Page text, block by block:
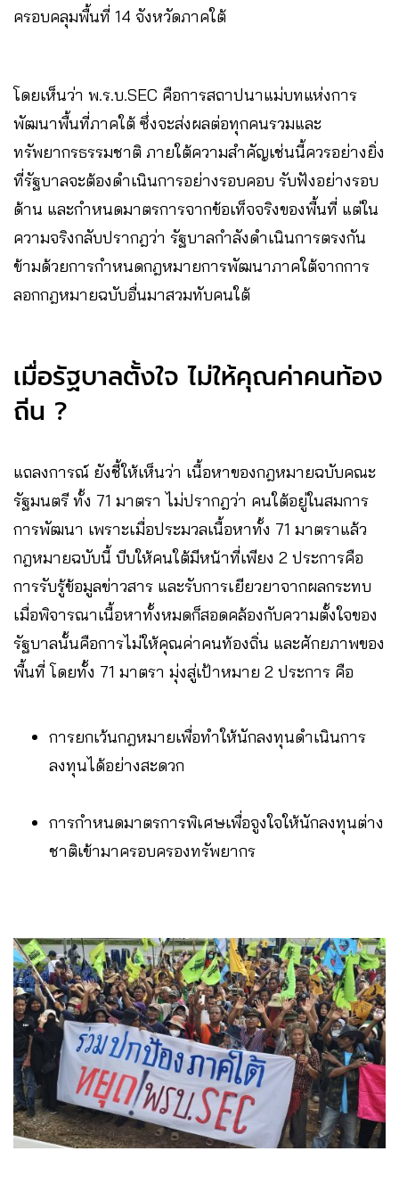
ครอบคลุมพื้นที่ 14 จังหวัดภาคใต้
โดยเห็นว่า พ.ร.บ.SEC คือการสถาปนาแม่บทแห่งการ
พัฒนาพื้นที่ภาคใต้ ซึ่งจะส่งผลต่อทุกคนรวมและ
ทรัพยากรธรรมชาติ ภายใต้ความสำคัญเช่นนี้ควรอย่างยิ่ง
ที่รัฐบาลจะต้องดำเนินการอย่างรอบคอบ รับฟังอย่างรอบ
ด้าน และกำหนดมาตรการจากข้อเท็จจริงของพื้นที่ แต่ใน
ความจริงกลับปรากฎว่า รัฐบาลกำลังดำเนินการตรงกัน
ข้ามด้วยการกำหนดกฎหมายการพัฒนาภาคใต้จากการ
ลอกกฎหมายฉบับอื่นมาสวมทับคนใต้
เมื่อรัฐบาลตั้งใจ ไม่ให้คุณค่าคนท้อง
ถิ่น ?
แถลงการณ์ ยังชี้ให้เห็นว่า เนื้อหาของกฎหมายฉบับคณะ
รัฐมนตรี ทั้ง 71 มาตรา ไม่ปรากฎว่า คนใต้อยู่ในสมการ
การพัฒนา เพราะเมื่อประมวลเนื้อหาทั้ง 71 มาตราแล้ว
กฎหมายฉบับนี้ บีบให้คนใต้มีหน้าที่เพียง 2 ประการคือ
การรับรู้ข้อมูลข่าวสาร และรับการเยียวยาจากผลกระทบ
เมื่อพิจารณาเนื้อหาทั้งหมดก็สอดคล้องกับความตั้งใจของ
รัฐบาลนั้นคือการไม่ให้คุณค่าคนท้องถิ่น และศักยภาพของ
พื้นที่ โดยทั้ง 71 มาตรา มุ่งสู่เป้าหมาย 2 ประการ คือ
การยกเว้นกฎหมายเพื่อทำให้นักลงทุนดำเนินการ
ลงทุนได้อย่างสะดวก
การกำหนดมาตรการพิเศษเพื่อจูงใจให้นักลงทุนต่าง
ชาติเข้ามาครอบครองทรัพยากร